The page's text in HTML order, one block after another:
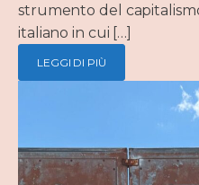
strumento del
italiano in cui […]
LEGGI DI PIÙ